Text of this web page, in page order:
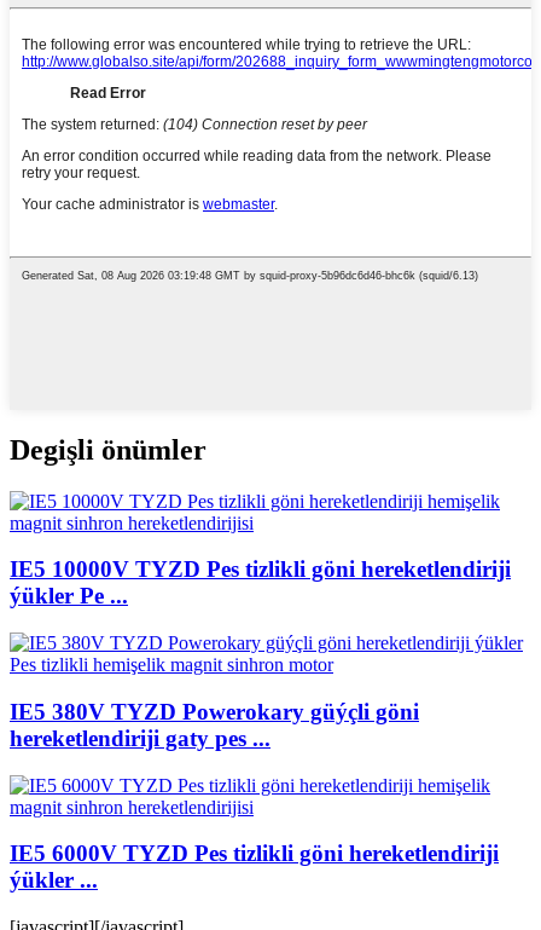
Degişli önümler
IE5 10000V TYZD Pes tizlikli göni hereketlendiriji
ýükler Pe ...
IE5 380V TYZD Powerokary güýçli göni
hereketlendiriji gaty pes ...
IE5 6000V TYZD Pes tizlikli göni hereketlendiriji
ýükler ...